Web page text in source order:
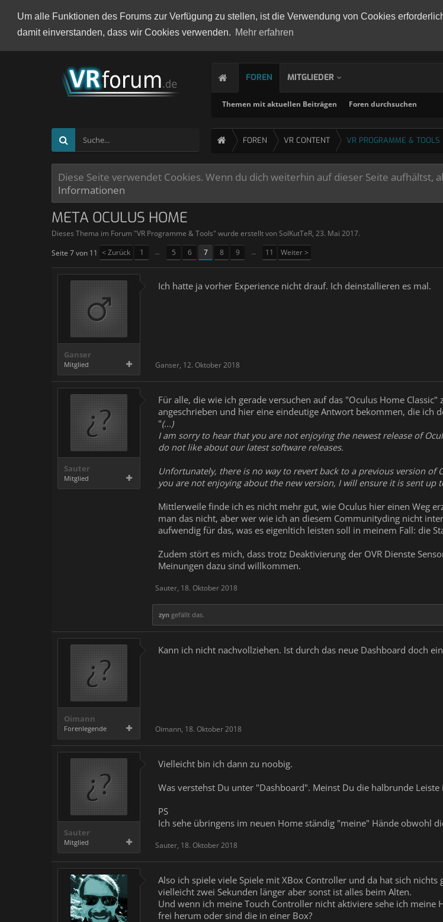
Um alle Funktionen des Forums zur Verfügung zu stellen, ist die Verwendung von Cookies
damit einverstanden, dass wir Cookies verwenden. Mehr erfahren
FOREN
Themen mit aktuellen Beiträgen Foren durchsuchen
MITGLIEDER
FOREN VR CONTENT VR PROGRAMME & TOOLS
Diese Seite verwendet Cookies. Wenn du dich weiterhin auf dieser Seite aufhältst,
Informationen
META OCULUS HOME
Dieses Thema im Forum "VR Programme & Tools" wurde erstellt vonSolKutTeR, 23. Mai 2017.
Seite 7 von 11 < Zurück 1 ← 5 6 7 8 9 → 11 Weiter >
Ganser
Mitglied
Ich hatte ja vorher Experience nicht drauf. Ich deinstallieren es mal.
Ganser, 12. Oktober 2018
Sauter
Mitglied
Für alle, die wie ich gerade versuchen auf das "Oculus Home
angeschrieben und hier eine eindeutige Antwort bekommen, die ich
"(...)
I am sorry to hear that you are not enjoying the newest release of
do not like about our latest software releases.
Unfortunately, there is no way to revert back to a previous version
you are not enjoying about the new version, I will ensure it is sent up
Mittlerweile finde ich es nicht mehr gut, wie Oculus hier einen Weg
man das nicht, aber wer wie ich an diesem Communityding nicht
aufwendig für das, was es eigenltich leisten soll in meinem Fall: die
Zudem stört es mich, dass trotz Deaktivierung der OVR Dienste
Meinungen dazu sind willkommen.
Sauter, 18. Oktober 2018
zyn gefällt das.
Oimann
Forenlegende
Kann ich nicht nachvollziehen. Ist durch das neue Dashboard doch
Oimann, 18. Oktober 2018
Sauter
Mitglied
Vielleicht bin ich dann zu noobig.
Was verstehst Du unter "Dashboard". Meinst Du die halbrunde Leiste
PS
Ich sehe übringens im neuen Home ständig "meine" Hände obwohl
Sauter, 18. Oktober 2018
Also ich spiele viele Spiele mit XBox Controller und da hat sich
vielleicht zwei Sekunden länger aber sonst ist alles beim Alten.
Und wenn ich meine Touch Controller nicht aktiviere sehe ich
frei herum oder sind die in einer Box?